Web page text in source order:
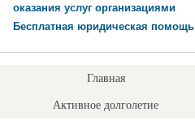
оказания услуг организациями
Бесплатная юридическая помощь
Главная
Активное долголетие